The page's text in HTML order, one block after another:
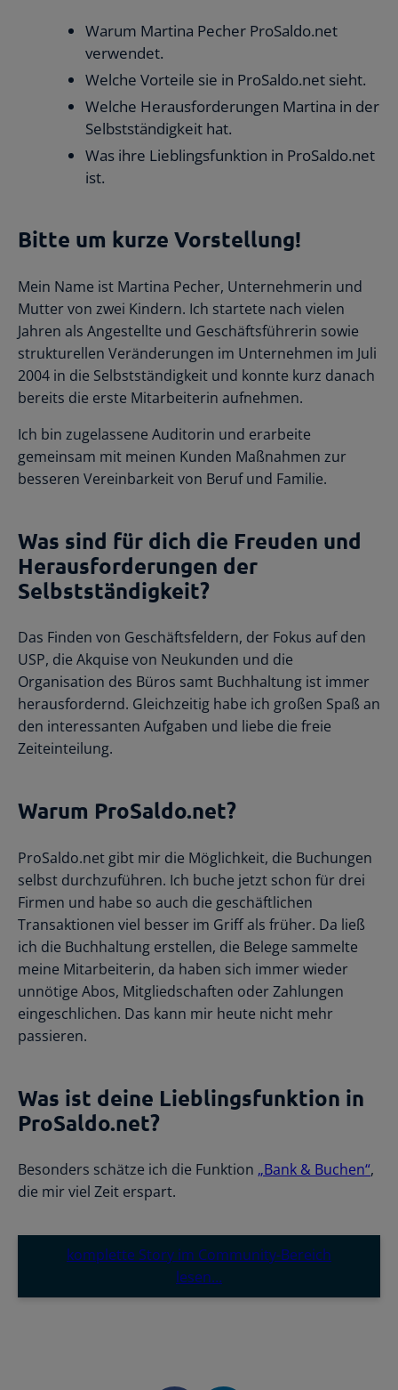
Warum Martina Pecher ProSaldo.net
verwendet.
Welche Vorteile sie in ProSaldo.net sieht.
Welche Herausforderungen Martina in der
Selbstständigkeit hat.
Was ihre Lieblingsfunktion in ProSaldo.net
ist.
Bitte um kurze Vorstellung!
Mein Name ist Martina Pecher, Unternehmerin und
Mutter von zwei Kindern. Ich startete nach vielen
Jahren als Angestellte und Geschäftsführerin sowie
strukturellen Veränderungen im Unternehmen im Juli
2004 in die Selbstständigkeit und konnte kurz danach
bereits die erste Mitarbeiterin aufnehmen.
Ich bin zugelassene Auditorin und erarbeite
gemeinsam mit meinen Kunden Maßnahmen zur
besseren Vereinbarkeit von Beruf und Familie.
Was sind für dich die Freuden und
Herausforderungen der
Selbstständigkeit?
Das Finden von Geschäftsfeldern, der Fokus auf den
USP, die Akquise von Neukunden und die
Organisation des Büros samt Buchhaltung ist immer
herausfordernd. Gleichzeitig habe ich großen Spaß an
den interessanten Aufgaben und liebe die freie
Zeiteinteilung.
Warum ProSaldo.net?
ProSaldo.net gibt mir die Möglichkeit, die Buchungen
selbst durchzuführen. Ich buche jetzt schon für drei
Firmen und habe so auch die geschäftlichen
Transaktionen viel besser im Griff als früher. Da ließ
ich die Buchhaltung erstellen, die Belege sammelte
meine Mitarbeiterin, da haben sich immer wieder
unnötige Abos, Mitgliedschaften oder Zahlungen
eingeschlichen. Das kann mir heute nicht mehr
passieren.
Was ist deine Lieblingsfunktion in
ProSaldo.net?
Besonders schätze ich die Funktion „Bank & Buchen“,
die mir viel Zeit erspart.
komplette Story im Community-Bereich
lesen…